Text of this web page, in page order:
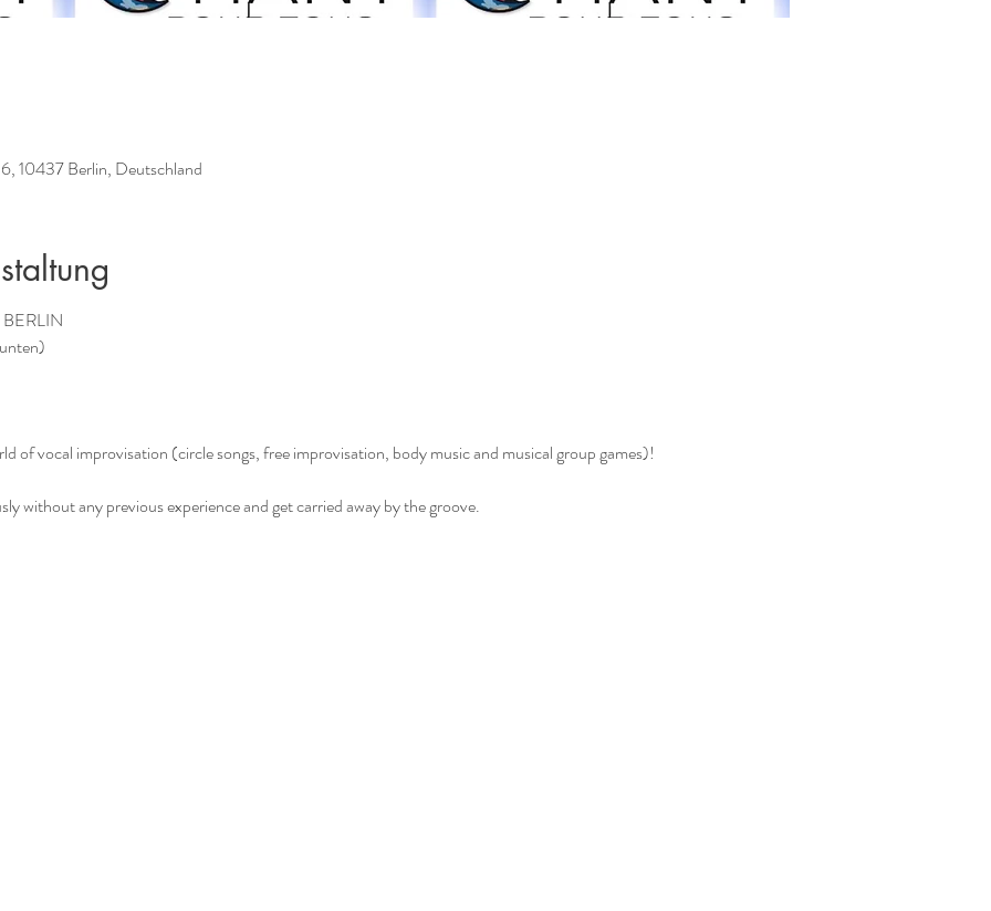
10437 Berlin, Deutschland
BERLIN
of vocal improvisation (circle songs, free improvisation, body music and musical group games)!
without any previous experience and get carried away by the groove.